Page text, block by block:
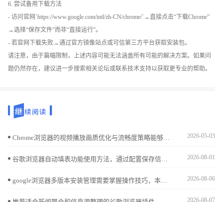
6. 尝试备用下载方法
- 访问官网`https://www.google.com/intl/zh-CN/chrome/`→直接点击“下载Chrome”
→选择“保存文件”而非“直接运行”。
- 若官网下载失败→通过官方镜像站点或可信第三方平台获取安装包。
请注意，由于篇幅限制，上述内容可能无法涵盖所有可能的解决方案。如果问
题仍然存在，建议进一步搜索相关论坛或联系技术支持以获取更专业的帮助。
Chrome浏览器的视频播放画质优化与流畅度策略能够显著提升观看体验。本文将分享提升视频画质与播放流畅度的策略，确保最佳的观看效果。 2026-05-03
谷歌浏览器自动填表功能使用方法，通过配置保存信息和快捷填写表单，提升用户操作效率和浏览器交互体验，节省输入时间。 2026-08-01
google浏览器多版本安装管理需要掌握操作技巧，本文解析实用经验，帮助用户安全高效管理不同版本浏览器，实现稳定共存。 2026-08-06
2026-08-07